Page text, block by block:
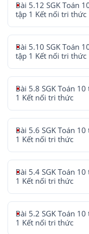
Bài 5.12 SGK Toán
tập 1 Kết nối tri thức
Bài 5.10 SGK Toán
tập 1 Kết nối tri thức
Bài 5.8 SGK Toán 10
1 Kết nối tri thức
Bài 5.6 SGK Toán 10
1 Kết nối tri thức
Bài 5.4 SGK Toán 10
1 Kết nối tri thức
Bài 5.2 SGK Toán 10
1 Kết nối tri thức